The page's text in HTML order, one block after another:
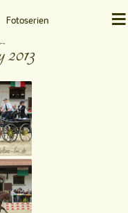
Fotoserien ≡